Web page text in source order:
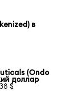
в
(Ondo
доллар
$